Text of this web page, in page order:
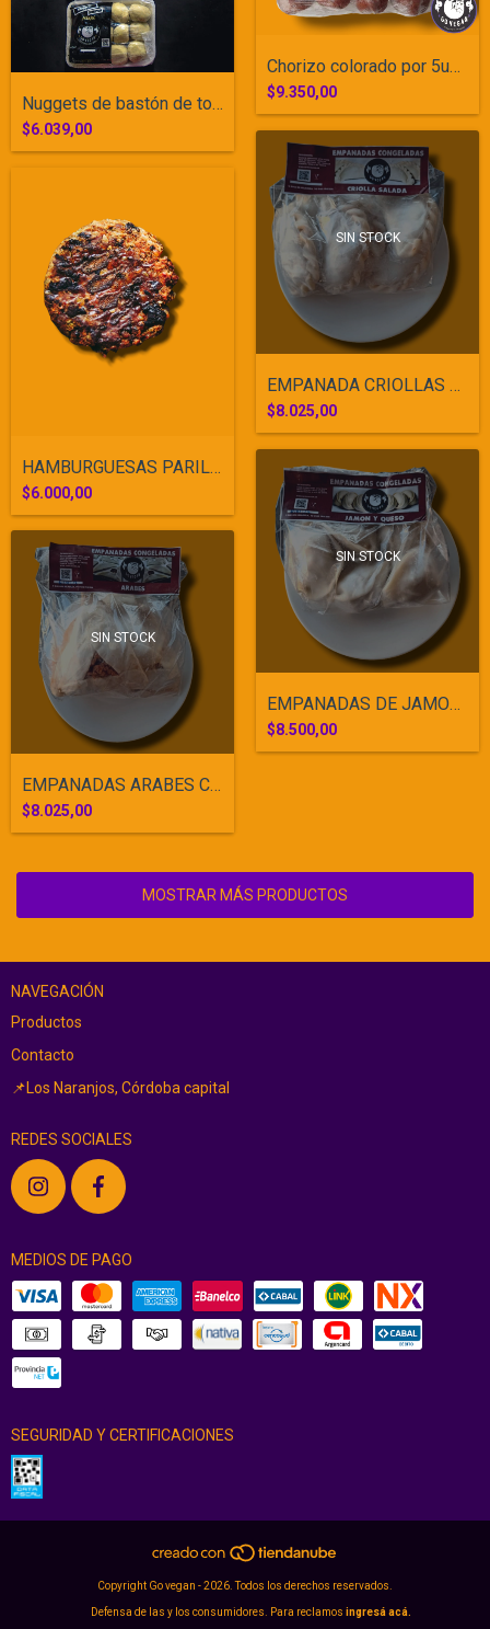
Nuggets de bastón de tofu por 12 unid
$6.039,00
Chorizo colorado por 5unid
$9.350,00
HAMBURGUESAS PARILLERAS POR 4 UNIDADES
$6.000,00
SIN STOCK
EMPANADA CRIOLLAS CONGELADA
$8.025,00
SIN STOCK
EMPANADAS ARABES CONGELADAS
$8.025,00
SIN STOCK
EMPANADAS DE JAMON Y QUESO CONGELADAS
$8.500,00
MOSTRAR MÁS PRODUCTOS
NAVEGACIÓN
Productos
Contacto
📌Los Naranjos, Córdoba capital
REDES SOCIALES
MEDIOS DE PAGO
SEGURIDAD Y CERTIFICACIONES
Copyright Go vegan - 2026. Todos los derechos reservados.
Defensa de las y los consumidores. Para reclamos ingresá acá.